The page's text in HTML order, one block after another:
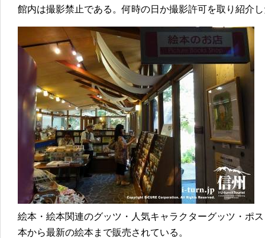
館内は撮影禁止である。何時の日か撮影許可を取り紹介
絵本・絵本関連のグッツ・人気キャラクターグッツ・ポ
本から最新の絵本まで販売されている。